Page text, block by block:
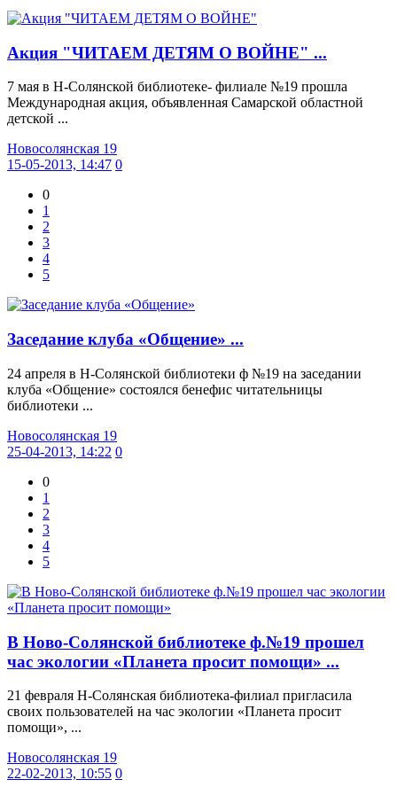
Акция "ЧИТАЕМ ДЕТЯМ О ВОЙНЕ" ...
7 мая в Н-Солянской библиотеке- филиале №19 прошла
Международная акция, объявленная Самарской областной
детской ...
Новосолянская 19
15-05-2013, 14:47 0
0
1
2
3
4
5
Заседание клуба «Общение» ...
24 апреля в Н-Солянской библиотеки ф №19 на заседании
клуба «Общение» состоялся бенефис читательницы
библиотеки ...
Новосолянская 19
25-04-2013, 14:22 0
0
1
2
3
4
5
В Ново-Солянской библиотеке ф.№19 прошел
час экологии «Планета просит помощи» ...
21 февраля Н-Солянская библиотека-филиал пригласила
своих пользователей на час экологии «Планета просит
помощи», ...
Новосолянская 19
22-02-2013, 10:55 0